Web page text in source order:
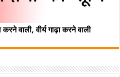
वाली, वीर्य गाढ़ा करने वाली